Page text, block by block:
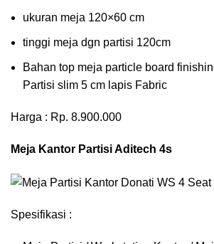
ukuran meja 120×60 cm
tinggi meja dgn partisi 120cm
Bahan top meja particle board
Partisi slim 5 cm lapis Fabric
Harga : Rp. 8.900.000
Meja Kantor Partisi Aditech 4s
Spesifikasi :